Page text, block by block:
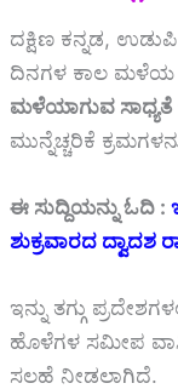
ದಕ್ಷಿಣ ಕನ್ನಡ,
ದಿನಗಳ ಕಾಲ ಮಳೆಯ
ಮಳೆಯಾಗುವ ಸಾಧ್ಯತೆ
ಮುನ್ನೆಚ್ಚರಿಕೆ
ಈ ಸುದ್ದಿಯನ್ನು ಓದಿ :
ಶುಕ್ರವಾರದ ದ್ವಾದಶ
ಇನ್ನು ತಗ್ಗು
ಹೊಳೆಗಳ ಸಮೀಪ
ಸಲಹೆ ನೀಡಲಾಗಿದೆ.